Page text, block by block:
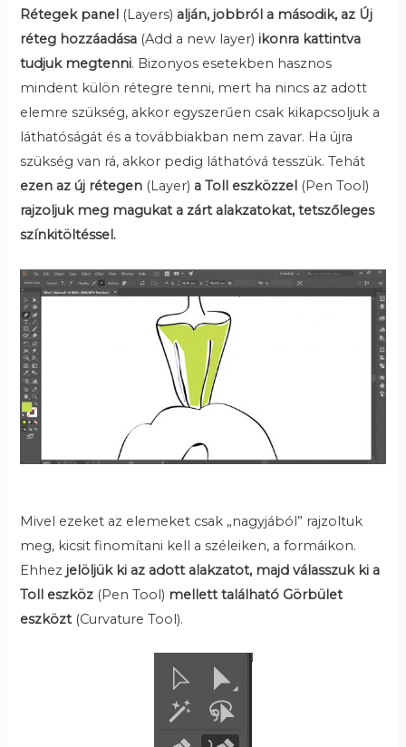
Rétegek panel (Layers) alján, jobbról a második, az Új
réteg hozzáadása (Add a new layer) ikonra kattintva
tudjuk megtenni. Bizonyos esetekben hasznos
mindent külön rétegre tenni, mert ha nincs az adott
elemre szükség, akkor egyszerűen csak kikapcsoljuk a
láthatóságát és a továbbiakban nem zavar. Ha újra
szükség van rá, akkor pedig láthatóvá tesszük. Tehát
ezen az új rétegen (Layer) a Toll eszközzel (Pen Tool)
rajzoljuk meg magukat a zárt alakzatokat, tetszőleges
színkitöltéssel.
Mivel ezeket az elemeket csak „nagyjából” rajzoltuk
meg, kicsit finomítani kell a széleiken, a formáikon.
Ehhez jelöljük ki az adott alakzatot, majd válasszuk ki a
Toll eszköz (Pen Tool) mellett található Görbület
eszközt(Curvature Tool).